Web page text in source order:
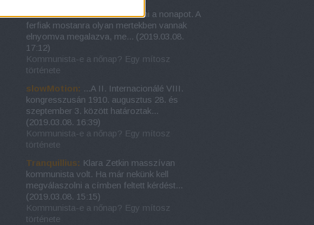
nniicckk:Kurvara bekene tiltani a nonapot. A
ferfiak mostanra olyan mertekben vannak
elnyomva megalazva, me... (2019.03.08.
17:12)
Kommunista-e a nőnap? Egy mítosz
története
slowMotion: ...A II. Internacionálé VIII.
kongresszusán 1910. augusztus 28. és
szeptember 3. között határoztak...
(2019.03.08. 16:39)
Kommunista-e a nőnap? Egy mítosz
története
Tranquillius: Klara Zetkin masszívan
kommunista volt. Ha már nekünk kell
megválaszolni a címben feltett kérdést...
(2019.03.08. 15:15)
Kommunista-e a nőnap? Egy mítosz
története